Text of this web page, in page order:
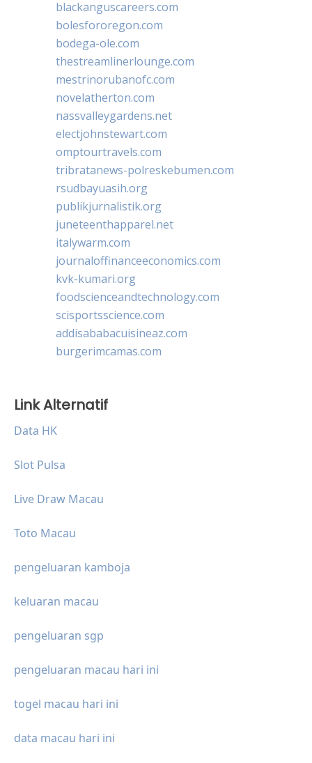
blackanguscareers.com
bolesfororegon.com
bodega-ole.com
thestreamlinerlounge.com
mestrinorubanofc.com
novelatherton.com
nassvalleygardens.net
electjohnstewart.com
omptourtravels.com
tribratanews-polreskebumen.com
rsudbayuasih.org
publikjurnalistik.org
juneteenthapparel.net
italywarm.com
journaloffinanceeconomics.com
kvk-kumari.org
foodscienceandtechnology.com
scisportsscience.com
addisababacuisineaz.com
burgerimcamas.com
Link Alternatif
Data HK
Slot Pulsa
Live Draw Macau
Toto Macau
pengeluaran kamboja
keluaran macau
pengeluaran sgp
pengeluaran macau hari ini
togel macau hari ini
data macau hari ini